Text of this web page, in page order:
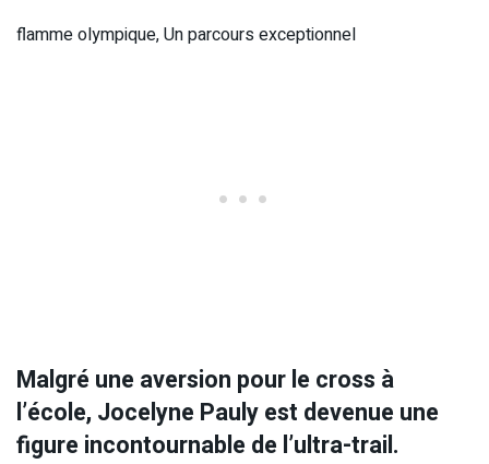
flamme olympique, Un parcours exceptionnel
Malgré une aversion pour le cross à
l’école, Jocelyne Pauly est devenue une
figure incontournable de l’ultra-trail.